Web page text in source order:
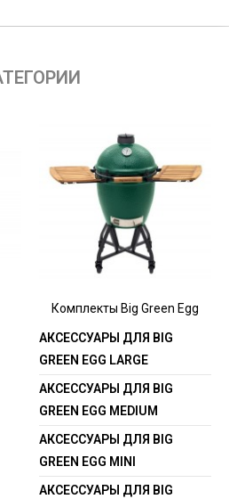
Комплекты Big Green Egg
АКСЕССУАРЫ ДЛЯ BIG
GREEN EGG LARGE
АКСЕССУАРЫ ДЛЯ BIG
GREEN EGG MEDIUM
АКСЕССУАРЫ ДЛЯ BIG
GREEN EGG MINI
АКСЕССУАРЫ ДЛЯ BIG